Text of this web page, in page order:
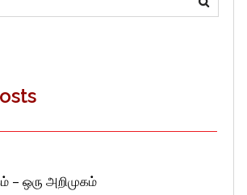
– ஒரு அறிமுகம்